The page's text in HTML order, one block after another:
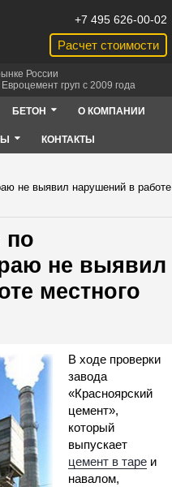
Расчет стоимости
+7 495 626-00-02
России
груп с 2009 года
БЕТОН О КОМПАНИИ
КОНТАКТЫ
не выявил нарушений в работе
по
не выявил
местного
В ходе проверки
завода
«Красноярский
цемент»,
который
выпускает
цемент в таре и
навалом,